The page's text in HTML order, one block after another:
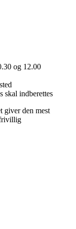
og 12.00
skal indberettes
giver den mest